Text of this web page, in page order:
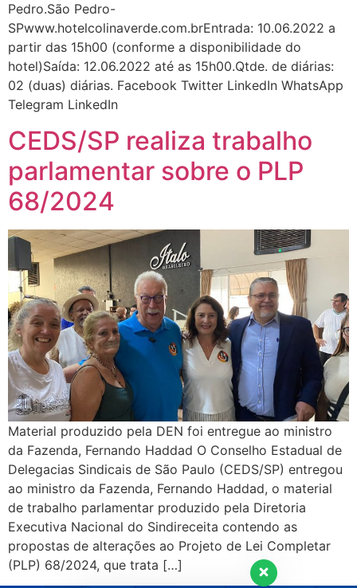
Pedro.São Pedro-
SPwww.hotelcolinaverde.com.brEntrada: 10.06.2022 a
partir das 15h00 (conforme a disponibilidade do
hotel)Saída: 12.06.2022 até as 15h00.Qtde. de diárias:
02 (duas) diárias. Facebook Twitter LinkedIn WhatsApp
Telegram LinkedIn
CEDS/SP realiza trabalho
parlamentar sobre o PLP
68/2024
Material produzido pela DEN foi entregue ao ministro
da Fazenda, Fernando Haddad O Conselho Estadual de
Delegacias Sindicais de São Paulo (CEDS/SP) entregou
ao ministro da Fazenda, Fernando Haddad, o material
de trabalho parlamentar produzido pela Diretoria
Executiva Nacional do Sindireceita contendo as
propostas de alterações ao Projeto de Lei Completar
(PLP) 68/2024, que trata […]